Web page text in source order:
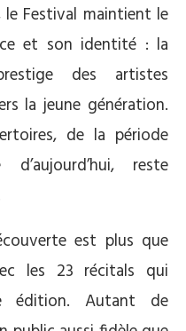
Festival maintient le
et son identité : la
des artistes
la jeune génération.
de la période
reste
est plus que
les 23 récitals qui
édition. Autant de